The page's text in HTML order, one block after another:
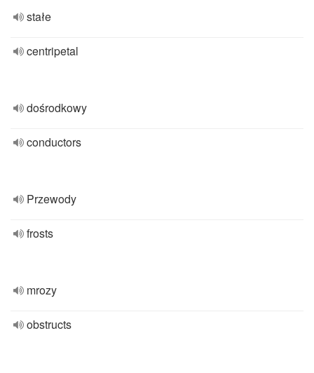
stałe
centripetal
dośrodkowy
conductors
Przewody
frosts
mrozy
obstructs